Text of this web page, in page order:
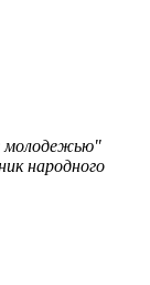
молодежью"
народного